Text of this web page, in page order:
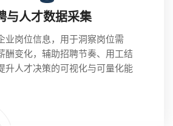
与人才数据采集
业岗位信息，用于洞察岗位需
酬变化，辅助招聘节奏、用工结
升人才决策的可视化与可量化能